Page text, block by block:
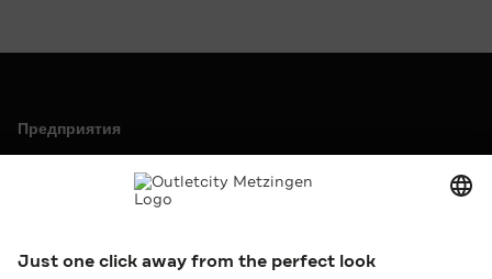
Предприятия
Пресса и реклама
Помощь и контакты
Карта